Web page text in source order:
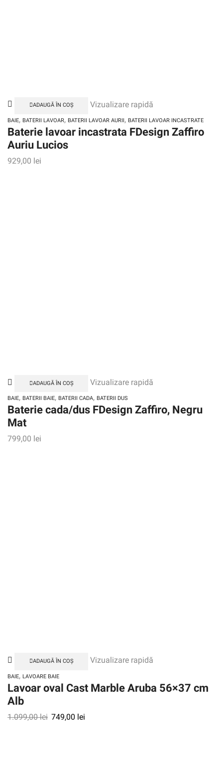
ADAUGĂ ÎN COȘ Vizualizare rapidă
BAIE, BATERII LAVOAR, BATERII LAVOAR AURII, BATERII LAVOAR INCASTRATE
Baterie lavoar incastrata FDesign Zaffiro
Auriu Lucios
929,00 lei
ADAUGĂ ÎN COȘ Vizualizare rapidă
BAIE, BATERII BAIE, BATERII CADA, BATERII DUS
Baterie cada/dus FDesign Zaffiro, Negru
Mat
799,00 lei
ADAUGĂ ÎN COȘ Vizualizare rapidă
BAIE, LAVOARE BAIE
Lavoar oval Cast Marble Aruba 56×37 cm
Alb
1.099,00lei 749,00 lei